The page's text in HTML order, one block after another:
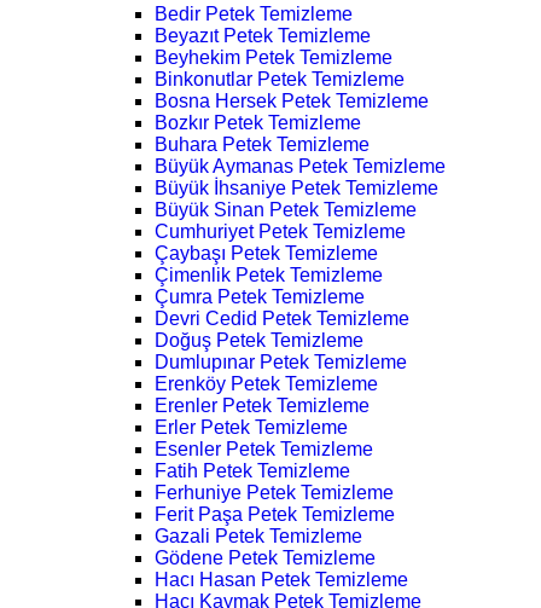
Bedir Petek Temizleme
Beyazıt Petek Temizleme
Beyhekim Petek Temizleme
Binkonutlar Petek Temizleme
Bosna Hersek Petek Temizleme
Bozkır Petek Temizleme
Buhara Petek Temizleme
Büyük Aymanas Petek Temizleme
Büyük İhsaniye Petek Temizleme
Büyük Sinan Petek Temizleme
Cumhuriyet Petek Temizleme
Çaybaşı Petek Temizleme
Çimenlik Petek Temizleme
Çumra Petek Temizleme
Devri Cedid Petek Temizleme
Doğuş Petek Temizleme
Dumlupınar Petek Temizleme
Erenköy Petek Temizleme
Erenler Petek Temizleme
Erler Petek Temizleme
Esenler Petek Temizleme
Fatih Petek Temizleme
Ferhuniye Petek Temizleme
Ferit Paşa Petek Temizleme
Gazali Petek Temizleme
Gödene Petek Temizleme
Hacı Hasan Petek Temizleme
Hacı Kaymak Petek Temizleme